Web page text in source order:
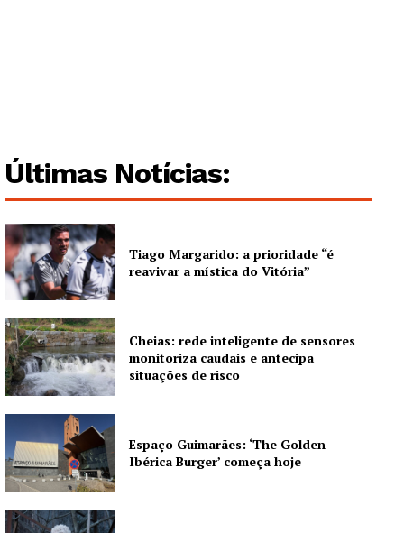
Guimarães, agora!
Últimas Notícias:
Tiago Margarido: a prioridade “é
reavivar a mística do Vitória”
Cheias: rede inteligente de sensores
monitoriza caudais e antecipa
situações de risco
Espaço Guimarães: ‘The Golden
Ibérica Burger’ começa hoje